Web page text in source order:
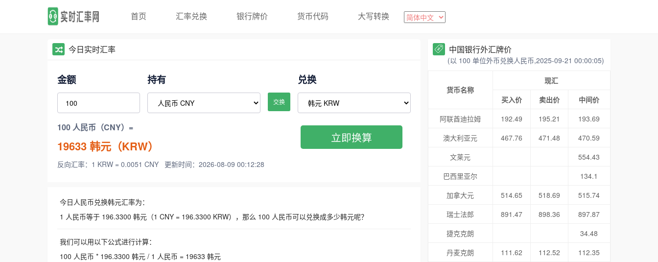
首页 汇率兑换 银行牌价 货币代码 大写转换
今日实时汇率
金额 持有
交换
兑换
100 人民币（CNY）=
19633韩元（KRW）
反向汇率：1 KRW = 0.0051 CNY 更新时间：2026-08-09 00:12:28
立即换算
今日人民币兑换韩元汇率为：
1 人民币等于 196.3300 韩元（1 CNY = 196.3300 KRW），那么 100 人民币可以兑换成多少韩元呢？
我们可以用以下公式进行计算：
100 人民币 * 196.3300 韩元 / 1 人民币 = 19633 韩元
中国银行外汇牌价
(以 100 单位外币兑换人民币,2025-09-21 00:00:05)
货币名称
现汇
买入价
卖出价
中间价
阿联酋迪拉姆
192.49 195.21
193.69
澳大利亚元
467.76 471.48
470.59
文莱元
554.43
巴西里亚尔
134.1
加拿大元
514.65 518.69
515.74
瑞士法郎
891.47 898.36
897.87
捷克克朗
34.48
丹麦克朗
111.62 112.52
112.35